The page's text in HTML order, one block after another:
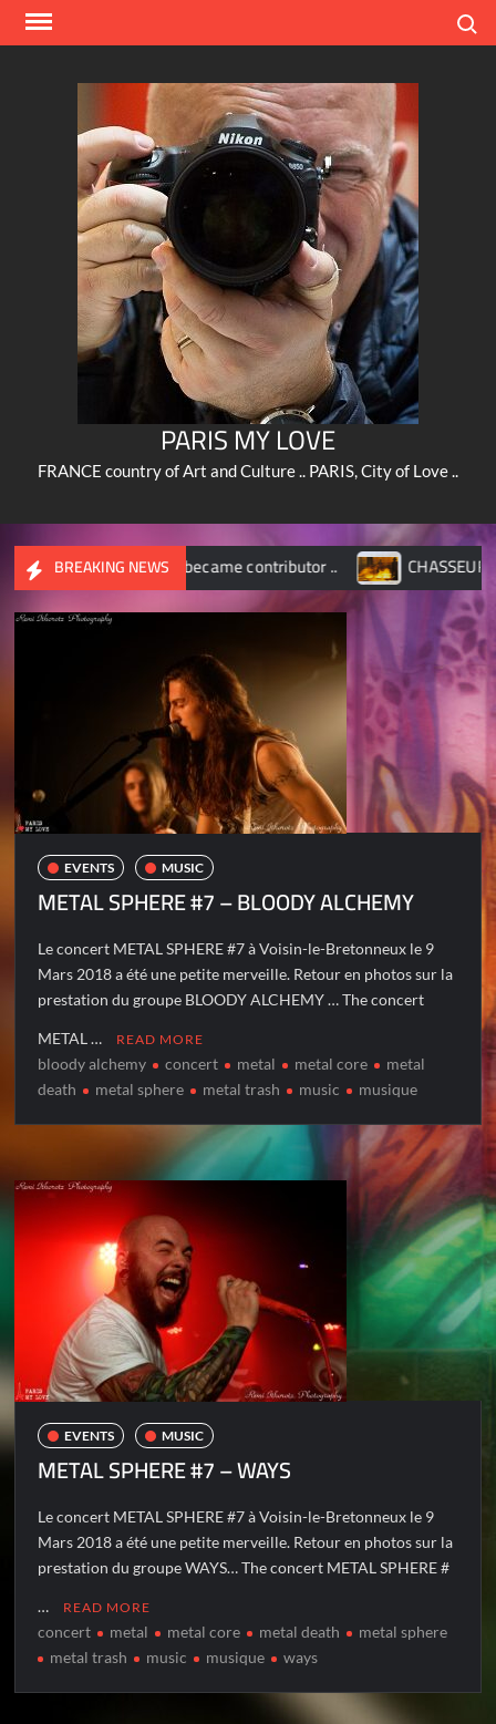
Skip
PARIS MY LOVE
FRANCE country of Art and Culture .. PARIS, City of Love ..
BREAKING NEWS
Wide – became contributor .. CHASSEUR D’IMAGES –
EVENTS MUSIC
METAL SPHERE #7 – BLOODY ALCHEMY
Le concert METAL SPHERE #7 à Voisin-le-Bretonneux le 9
Mars 2018 a été une petite merveille. Retour en photos sur la
prestation du groupe BLOODY ALCHEMY … The concert
METAL … READ MORE
bloody alchemy concert metal metal core
metal
death
metal sphere metal trash music musique
EVENTS MUSIC
METAL SPHERE #7 – WAYS
Le concert METAL SPHERE #7 à Voisin-le-Bretonneux le 9
Mars 2018 a été une petite merveille. Retour en photos sur la
prestation du groupe WAYS… The concert METAL SPHERE #
… READ MORE
concert metal metal core metal death
metal sphere
metal trash
music musique ways